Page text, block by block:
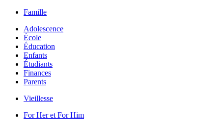
Famille
Adolescence
École
Éducation
Enfants
Étudiants
Finances
Parents
Vieillesse
For Her et For Him